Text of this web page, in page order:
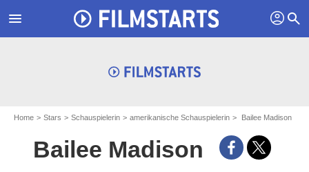
menu profil search
Home Stars Schauspielerin amerikanische Schauspielerin Bailee Madison
Bailee Madison